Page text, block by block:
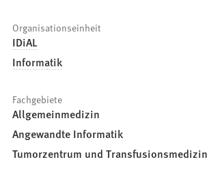
Organisationseinheit
IDiAL
Informatik
Fachgebiete
Allgemeinmedizin
Angewandte Informatik
Tumorzentrum und Transfusionsmedizin